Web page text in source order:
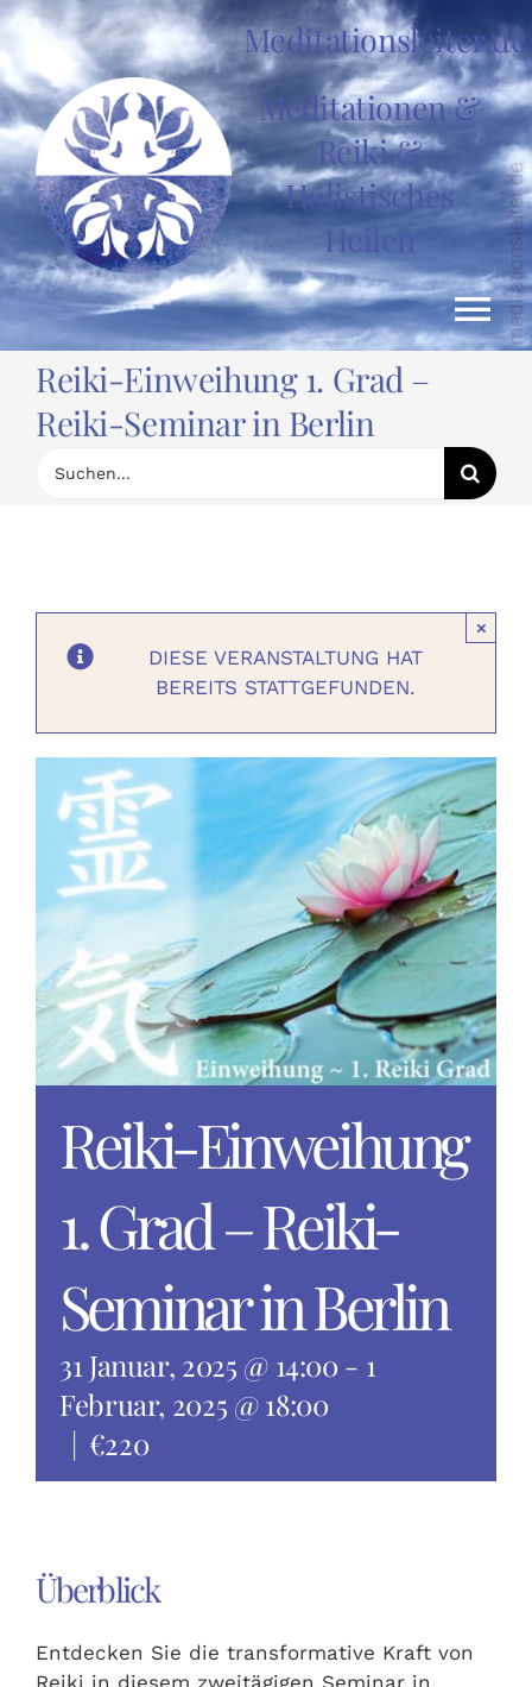
Zum
Inhalt
springen
Meditationsleiter.de
Meditationen &
Reiki &
Holistisches
Heilen
News
Events
Shop
About
Kontakt
Jetzt buchen
Reiki-Einweihung 1. Grad –
Reiki-Seminar in Berlin
nach:
DIESE VERANSTALTUNG HAT
BEREITS STATTGEFUNDEN.
×
Reiki-Einweihung
1. Grad – Reiki-
Seminar in Berlin
31 Januar, 2025 @ 14:00 - 1
Februar, 2025 @ 18:00
| €220
Überblick
Entdecken Sie die transformative Kraft von